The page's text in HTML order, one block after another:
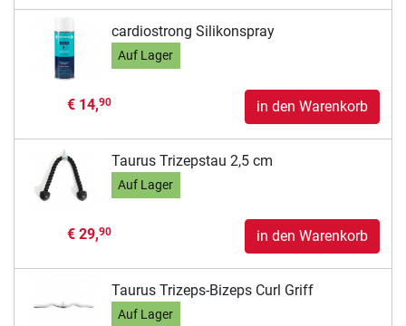
cardiostrong Silikonspray
Auf Lager
€ 14,90 in den Warenkorb
Taurus Trizepstau 2,5 cm
Auf Lager
€ 29,90 in den Warenkorb
Taurus Trizeps-Bizeps Curl Griff
Auf Lager